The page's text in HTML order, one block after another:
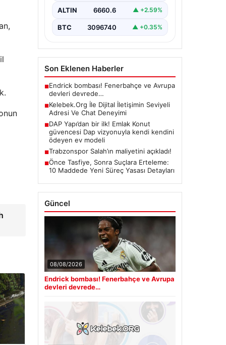
barındırmaktadır. Halen birçok…
ALTIN 6660.6 ▲ +2.59%
BTC 3096740 ▲ +0.35%
Son Eklenen Haberler
■Endrick bombası! Fenerbahçe ve Avrupa
devleri devrede…
■Kelebek.Org İle Dijital İletişimin Seviyeli
Adresi Ve Chat Deneyimi
■DAP Yapı’dan bir ilk! Emlak Konut
güvencesi Dap vizyonuyla kendi kendini
ödeyen ev modeli
■Trabzonspor Salah’ın maliyetini açıkladı!
■Önce Tasfiye, Sonra Suçlara Erteleme:
10 Maddede Yeni Süreç Yasası Detayları
Güncel
08/08/2026
Endrick bombası! Fenerbahçe ve Avrupa
devleri devrede…